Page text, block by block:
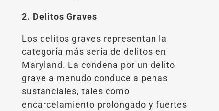
2. Delitos Graves
Los delitos graves representan la
categoría más seria de delitos en
Maryland. La condena por un delito
grave a menudo conduce a penas
sustanciales, tales como
encarcelamiento prolongado y fuertes